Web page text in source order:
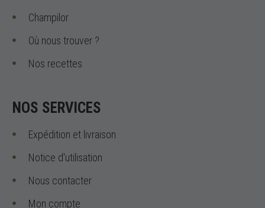
Champilor
Où nous trouver ?
Nos recettes
NOS SERVICES
Expédition et livraison
Notice d'utilisation
Nous contacter
Mon compte